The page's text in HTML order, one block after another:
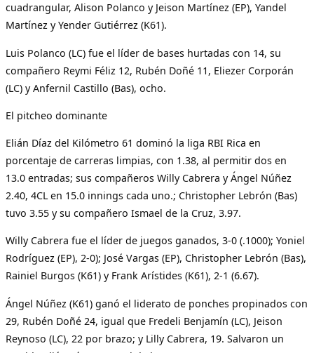
cuadrangular, Alison Polanco y Jeison Martínez (EP), Yandel
Martínez y Yender Gutiérrez (K61).
Luis Polanco (LC) fue el líder de bases hurtadas con 14, su
compañero Reymi Féliz 12, Rubén Doñé 11, Eliezer Corporán
(LC) y Anfernil Castillo (Bas), ocho.
El pitcheo dominante
Elián Díaz del Kilómetro 61 dominó la liga RBI Rica en
porcentaje de carreras limpias, con 1.38, al permitir dos en
13.0 entradas; sus compañeros Willy Cabrera y Ángel Núñez
2.40, 4CL en 15.0 innings cada uno.; Christopher Lebrón (Bas)
tuvo 3.55 y su compañero Ismael de la Cruz, 3.97.
Willy Cabrera fue el líder de juegos ganados, 3-0 (.1000); Yoniel
Rodríguez (EP), 2-0); José Vargas (EP), Christopher Lebrón (Bas),
Rainiel Burgos (K61) y Frank Arístides (K61), 2-1 (6.67).
Ángel Núñez (K61) ganó el liderato de ponches propinados con
29, Rubén Doñé 24, igual que Fredeli Benjamín (LC), Jeison
Reynoso (LC), 22 por brazo; y Lilly Cabrera, 19. Salvaron un